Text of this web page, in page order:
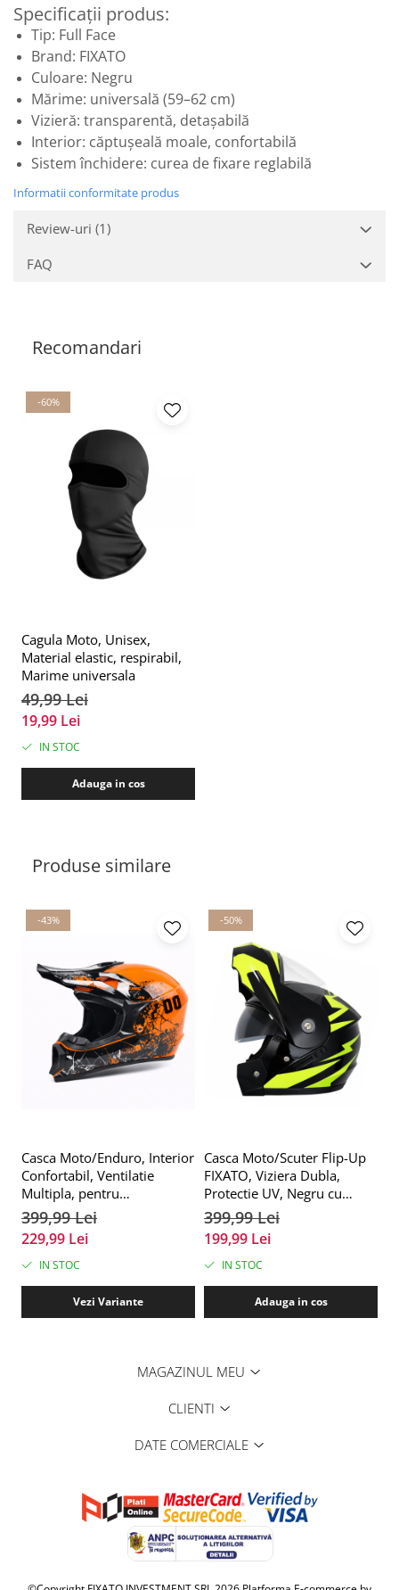
Specificații produs:
Tip: Full Face
Brand: FIXATO
Culoare: Negru
Mărime: universală (59–62 cm)
Vizieră: transparentă, detașabilă
Interior: căptușeală moale, confortabilă
Sistem închidere: curea de fixare reglabilă
Informatii conformitate produs
Review-uri (1)
FAQ
Recomandari
-60%
Cagula Moto, Unisex,
Material elastic, respirabil,
Marime universala
49,99 Lei
19,99 Lei
IN STOC
Adauga in cos
Produse similare
-43%
Casca Moto/Enduro, Interior
Confortabil, Ventilatie
Multipla, pentru
Motociclete, Cross, Enduro,
ATV, Dirt Bike, FIXATO,
Marime L, Portocaliu
399,99 Lei
229,99 Lei
IN STOC
Vezi Variante
-50%
Casca Moto/Scuter Flip-Up
FIXATO, Viziera Dubla,
Protectie UV, Negru cu
Verde, L 59-60cm
399,99 Lei
199,99 Lei
IN STOC
Adauga in cos
MAGAZINUL MEU
CLIENTI
DATE COMERCIALE